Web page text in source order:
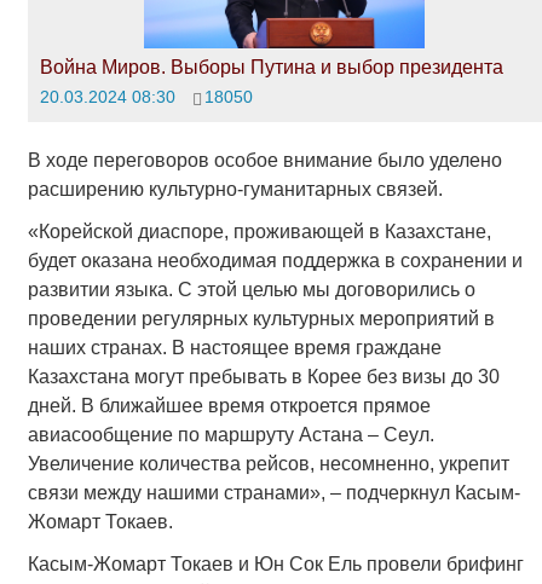
Война Миров. Выборы Путина и выбор президента
20.03.2024 08:30 18050
В ходе переговоров особое внимание было уделено
расширению культурно-гуманитарных связей.
«Корейской диаспоре, проживающей в Казахстане,
будет оказана необходимая поддержка в сохранении и
развитии языка. С этой целью мы договорились о
проведении регулярных культурных мероприятий в
наших странах. В настоящее время граждане
Казахстана могут пребывать в Корее без визы до 30
дней. В ближайшее время откроется прямое
авиасообщение по маршруту Астана – Сеул.
Увеличение количества рейсов, несомненно, укрепит
связи между нашими странами», – подчеркнул Касым-
Жомарт Токаев.
Касым-Жомарт Токаев и Юн Сок Ель провели брифинг